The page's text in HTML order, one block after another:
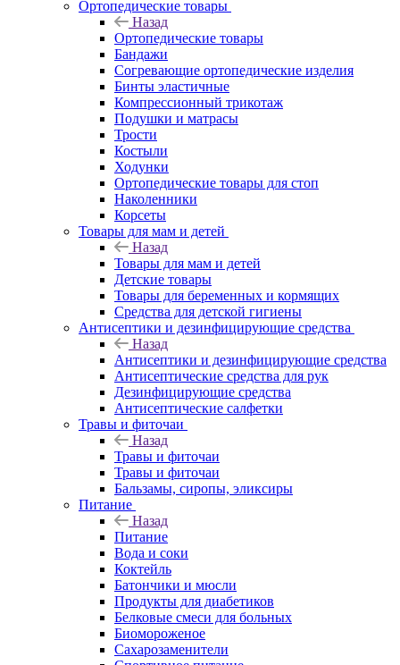
Ортопедические товары
Назад
Ортопедические товары
Бандажи
Согревающие ортопедические изделия
Бинты эластичные
Компрессионный трикотаж
Подушки и матрасы
Трости
Костыли
Ходунки
Ортопедические товары для стоп
Наколенники
Корсеты
Товары для мам и детей
Назад
Товары для мам и детей
Детские товары
Товары для беременных и кормящих
Средства для детской гигиены
Антисептики и дезинфицирующие средства
Назад
Антисептики и дезинфицирующие средства
Антисептические средства для рук
Дезинфицирующие средства
Антисептические салфетки
Травы и фиточаи
Назад
Травы и фиточаи
Травы и фиточаи
Бальзамы, сиропы, эликсиры
Питание
Назад
Питание
Вода и соки
Коктейль
Батончики и мюсли
Продукты для диабетиков
Белковые смеси для больных
Биомороженое
Сахарозаменители